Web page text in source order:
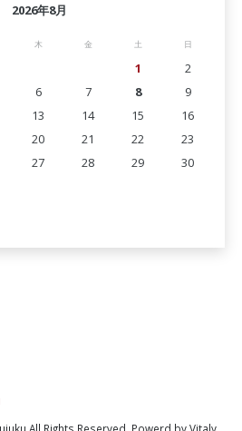
2026年8月
木 金 土 日
1
2
6 7 8
9
13 14 15
16
20 21 22
23
27 28 29
30